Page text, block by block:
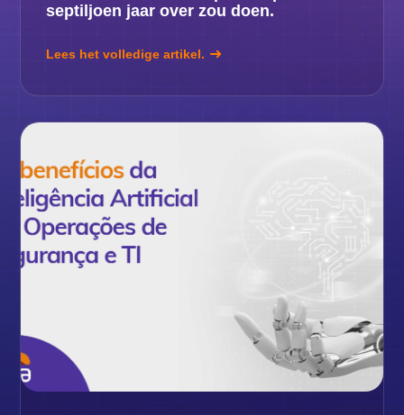
septiljoen jaar over zou doen.
Lees het volledige artikel.